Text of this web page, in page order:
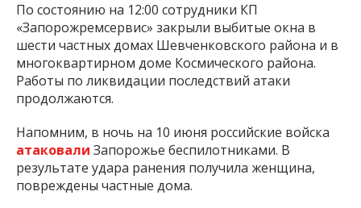
По состоянию на 12:00 сотрудники КП
«Запорожремсервис» закрыли выбитые окна в
шести частных домах Шевченковского района и в
многоквартирном доме Космического района.
Работы по ликвидации последствий атаки
продолжаются.
Напомним, в ночь на 10 июня российские войска
атаковали Запорожье беспилотниками. В
результате удара ранения получила женщина,
повреждены частные дома.